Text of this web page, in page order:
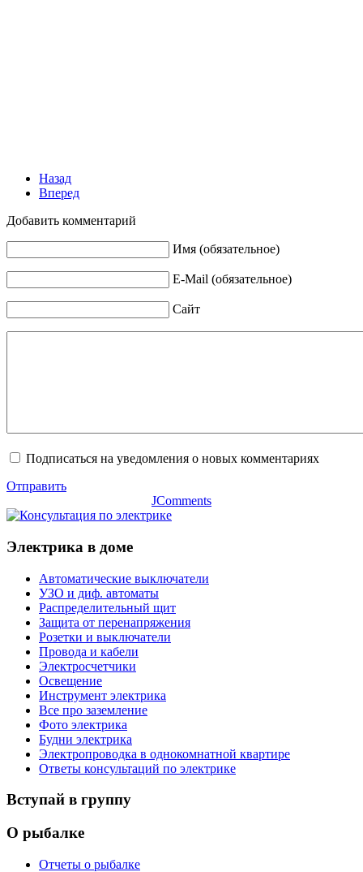
Назад
Вперед
Добавить комментарий
Имя (обязательное)
E-Mail (обязательное)
Сайт
Подписаться на уведомления о новых комментариях
Отправить
JComments
Электрика в доме
Автоматические выключатели
УЗО и диф. автоматы
Распределительный щит
Защита от перенапряжения
Розетки и выключатели
Провода и кабели
Электросчетчики
Освещение
Инструмент электрика
Все про заземление
Фото электрика
Будни электрика
Электропроводка в однокомнатной квартире
Ответы консультаций по электрике
Вступай в группу
О рыбалке
Отчеты о рыбалке